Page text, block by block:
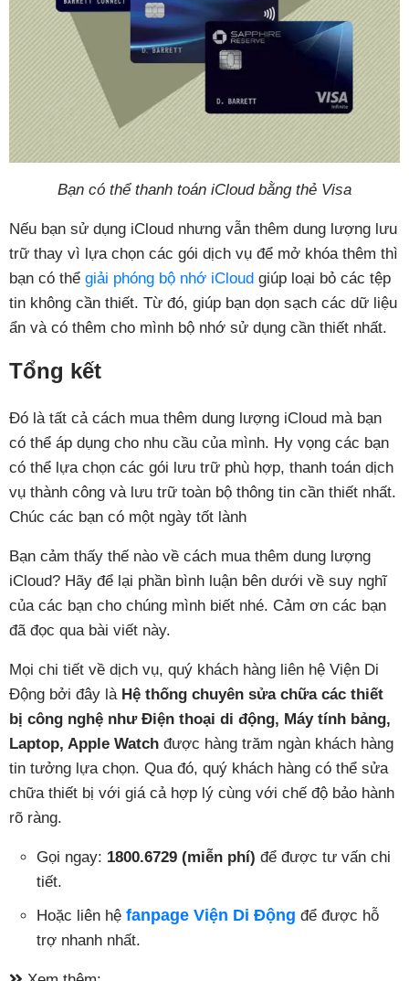
Bạn có thể thanh toán iCloud bằng thẻ Visa
Nếu bạn sử dụng iCloud nhưng vẫn thêm dung lượng lưu
trữ thay vì lựa chọn các gói dịch vụ để mở khóa thêm thì
bạn có thể giải phóng bộ nhớ iCloud giúp loại bỏ các tệp
tin không cần thiết. Từ đó, giúp bạn dọn sạch các dữ liệu
ẩn và có thêm cho mình bộ nhớ sử dụng cần thiết nhất.
Tổng kết
Đó là tất cả cách mua thêm dung lượng iCloud mà bạn
có thể áp dụng cho nhu cầu của mình. Hy vọng các bạn
có thể lựa chọn các gói lưu trữ phù hợp, thanh toán dịch
vụ thành công và lưu trữ toàn bộ thông tin cần thiết nhất.
Chúc các bạn có một ngày tốt lành
Bạn cảm thấy thế nào về cách mua thêm dung lượng
iCloud? Hãy để lại phần bình luận bên dưới về suy nghĩ
của các bạn cho chúng mình biết nhé. Cảm ơn các bạn
đã đọc qua bài viết này.
Mọi chi tiết về dịch vụ, quý khách hàng liên hệ Viện Di
Động bởi đây là Hệ thống chuyên sửa chữa các thiết
bị công nghệ như Điện thoại di động, Máy tính bảng,
Laptop, Apple Watch được hàng trăm ngàn khách hàng
tin tưởng lựa chọn. Qua đó, quý khách hàng có thể sửa
chữa thiết bị với giá cả hợp lý cùng với chế độ bảo hành
rõ ràng.
Gọi ngay: 1800.6729 (miễn phí) để được tư vấn chi
tiết.
Hoặc liên hệ fanpage Viện Di Động để được hỗ
trợ nhanh nhất.